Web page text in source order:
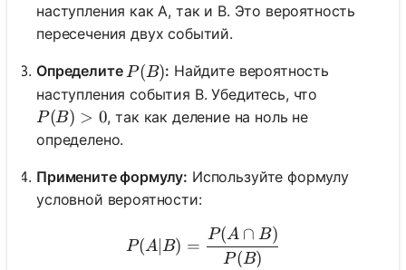
наступления как A, так и B. Это вероятность
пересечения двух событий.
ОпределитеP(B)
P(B): Найдите вероятность
наступления события B. Убедитесь, что
P(B) > 0
P(B) > 0, так как деление на ноль не
определено.
Примените формулу: Используйте формулу
условной вероятности:
P(A|B) = \frac{P(A \cap
P(A∣ B) =
P(B)
P(A ∩ B)